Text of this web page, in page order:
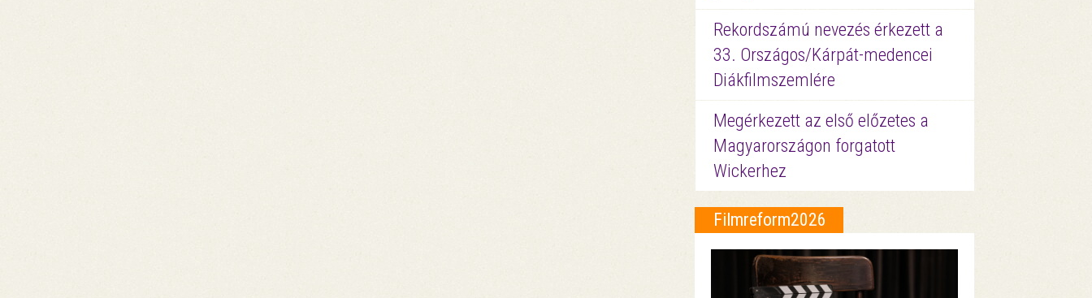
Rekordszámú nevezés érkezett a
33. Országos/Kárpát-medencei
Diákfilmszemlére
Megérkezett az első előzetes a
Magyarországon forgatott
Wickerhez
Filmreform2026